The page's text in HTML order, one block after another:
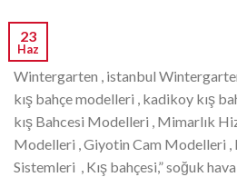
23
Haz
Wintergarten , istanbul
kış bahçe modelleri , kadikoy kış
kış Bahcesi Modelleri , Mimarlık
Modelleri , Giyotin Cam Modelleri
Sistemleri , Kış bahçesi,” soğuk